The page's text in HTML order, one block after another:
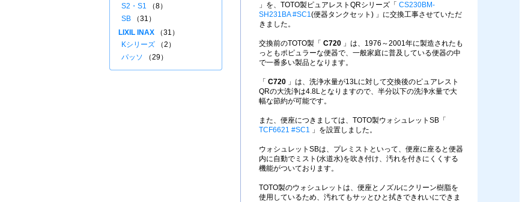
」を、TOTO製ピュアレストQRシリーズ「 CS230BM-
SH231BA #SC1(便器タンクセット) 」に交換工事させていただ
きました。
交換前のTOTO製「 C720 」は、1976～2001年に製造されたも
っともポピュラーな便器で、一般家庭に普及している便器の中
で一番多い製品となります。
「 C720 」は、洗浄水量が13Lに対して交換後のピュアレスト
QRの大洗浄は4.8Lとなりますので、半分以下の洗浄水量で大
幅な節約が可能です。
また、便座につきましては、TOTO製ウォシュレットSB「
TCF6621 #SC1 」を設置しました。
ウォシュレットSBは、プレミストといって、便座に座ると便器
内に自動でミスト(水道水)を吹き付け、汚れを付きにくくする
機能がついております。
TOTO製のウォシュレットは、便座とノズルにクリーン樹脂を
使用しているため、汚れてもサッとひと拭きできれいにできま
S2・S1 （8）
SB （31）
LIXIL INAX （31）
Kシリーズ （2）
パッソ （29）